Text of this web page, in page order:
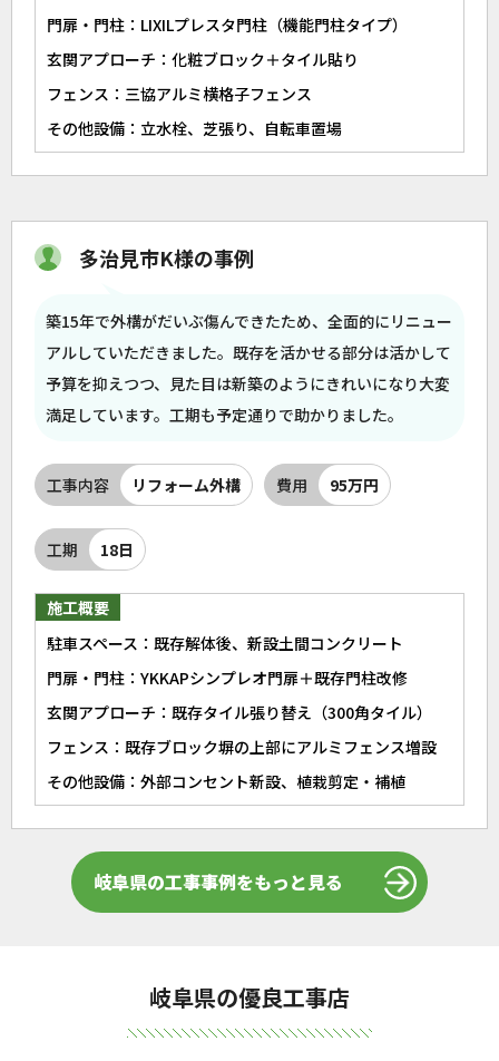
門扉・門柱：LIXILプレスタ門柱（機能門柱タイプ）
玄関アプローチ：化粧ブロック＋タイル貼り
フェンス：三協アルミ横格子フェンス
その他設備：立水栓、芝張り、自転車置場
多治見市K様の事例
築15年で外構がだいぶ傷んできたため、全面的にリニュー
アルしていただきました。既存を活かせる部分は活かして
予算を抑えつつ、見た目は新築のようにきれいになり大変
満足しています。工期も予定通りで助かりました。
工事内容 リフォーム外構 費用 95万円
工期 18日
施工概要
駐車スペース：既存解体後、新設土間コンクリート
門扉・門柱：YKKAPシンプレオ門扉＋既存門柱改修
玄関アプローチ：既存タイル張り替え（300角タイル）
フェンス：既存ブロック塀の上部にアルミフェンス増設
その他設備：外部コンセント新設、植栽剪定・補植
岐阜県の工事事例をもっと見る
岐阜県の優良工事店